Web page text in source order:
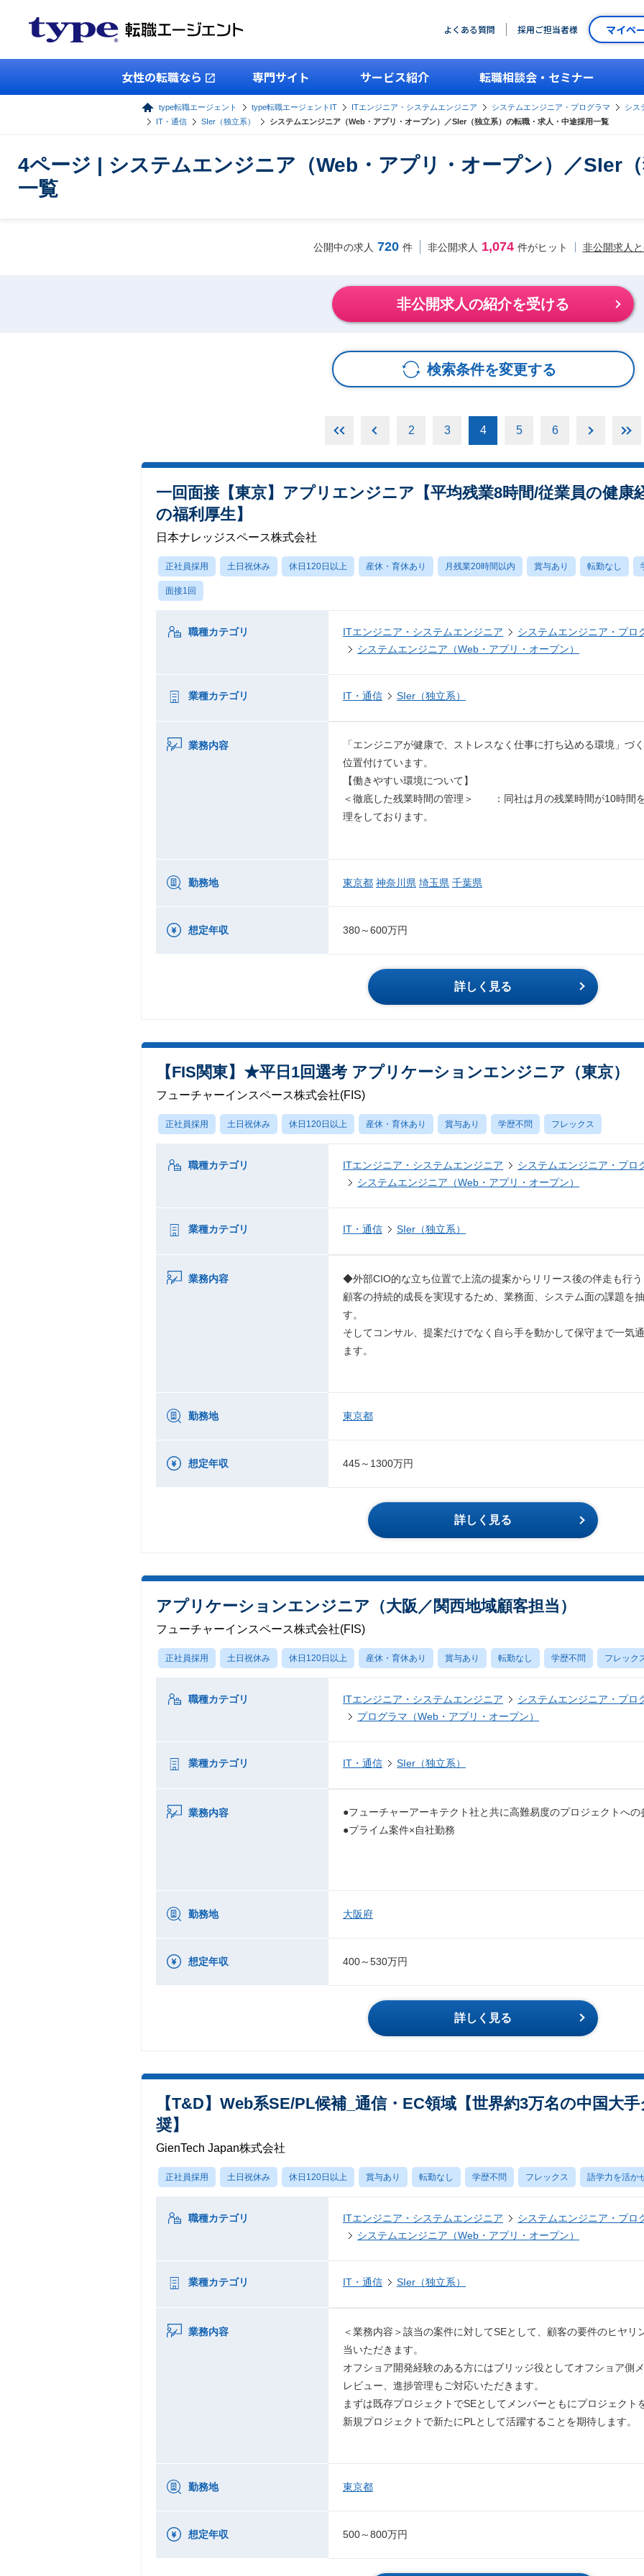
よくある質問 採用ご担当者様 マイペ
女性の転職なら 専門サイト サービス紹介 転職相談会・セミナー
type転職エージェント type転職エージェントIT ITエンジニア・システムエンジニア システムエンジニア・プログラマ
シス
IT・通信
SIer（独立系） システムエンジニア（Web・アプリ・オープン）／SIer（独立系）の転職・求人・中途採用一覧
4ページ | システムエンジニア（Web・アプリ・オープン）／SIer
一覧
公開中の求人 720 件 非公開求人 1,074 件がヒット 非公開求人
非公開求人の紹介を受ける
検索条件を変更する
2 3 4 5 6
一回面接【東京】アプリエンジニア【平均残業8時間/従業員の健康
の福利厚生】
日本ナレッジスペース株式会社
正社員採用 土日祝休み 休日120日以上 産休・育休あり 月残業20時間以内 賞与あり 転勤なし
面接1回
職種カテゴリ ITエンジニア・システムエンジニア
システムエンジニア・プロ
システムエンジニア（Web・アプリ・オープン）
業種カテゴリ IT・通信 SIer（独立系）
業務内容
「エンジニアが健康で、ストレスなく仕事に打ち込める環境」づ
位置付けています。
【働きやすい環境について】
＜徹底した残業時間の管理＞ ：同社は月の残業時間が10時間
理をしております。
勤務地 東京都 神奈川県 埼玉県 千葉県
想定年収 380～600万円
詳しく見る
【FIS関東】★平日1回選考 アプリケーションエンジニア（東京）
フューチャーインスペース株式会社(FIS)
正社員採用 土日祝休み 休日120日以上 産休・育休あり 賞与あり 学歴不問 フレックス
職種カテゴリ ITエンジニア・システムエンジニア
システムエンジニア・プロ
システムエンジニア（Web・アプリ・オープン）
業種カテゴリ IT・通信 SIer（独立系）
業務内容
◆外部CIO的な立ち位置で上流の提案からリリース後の伴走も行
顧客の持続的成長を実現するため、業務面、システム面の課題を
す。
そしてコンサル、提案だけでなく自ら手を動かして保守まで一気
ます。
勤務地 東京都
想定年収 445～1300万円
詳しく見る
アプリケーションエンジニア（大阪／関西地域顧客担当）
フューチャーインスペース株式会社(FIS)
正社員採用 土日祝休み 休日120日以上 産休・育休あり 賞与あり 転勤なし 学歴不問 フレック
職種カテゴリ ITエンジニア・システムエンジニア
システムエンジニア・プロ
プログラマ（Web・アプリ・オープン）
業種カテゴリ IT・通信 SIer（独立系）
業務内容
●フューチャーアーキテクト社と共に高難易度のプロジェクトへの
●プライム案件×自社勤務
勤務地 大阪府
想定年収 400～530万円
詳しく見る
【T&D】Web系SE/PL候補_通信・EC領域【世界約3万名の中国大
奨】
GienTech Japan株式会社
正社員採用 土日祝休み 休日120日以上 賞与あり 転勤なし 学歴不問 フレックス 語学力を活か
職種カテゴリ ITエンジニア・システムエンジニア
システムエンジニア・プロ
システムエンジニア（Web・アプリ・オープン）
業種カテゴリ IT・通信 SIer（独立系）
業務内容
＜業務内容＞該当の案件に対してSEとして、顧客の要件のヒヤリ
当いただきます。
オフショア開発経験のある方にはブリッジ役としてオフショア側
レビュー、進捗管理もご対応いただきます。
まずは既存プロジェクトでSEとしてメンバーともにプロジェクト
新規プロジェクトで新たにPLとして活躍することを期待します。
勤務地 東京都
想定年収 500～800万円